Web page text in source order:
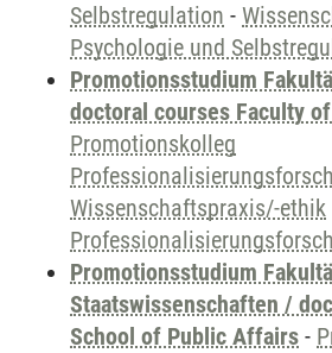
Selbstregulation -
Psychologie und
Promotionsstudium
doctoral courses Faculty
Promotionskolleg
Wissenschaftspraxis/-ethik
Promotionsstudium
Staatswissenschaften /
School of Public Affairs -